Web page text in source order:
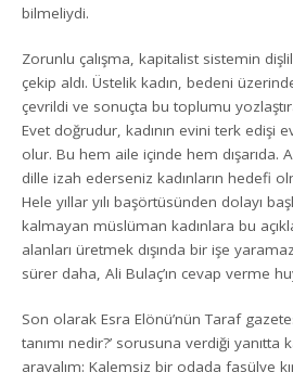
bilmeliydi.
Zorunlu çalışma, kapitalist sistemin
çekip aldı. Üstelik kadın, bedeni
çevrildi ve sonuçta bu toplumu
Evet doğrudur, kadının evini terk edişi
olur. Bu hem aile içinde hem dışarıda.
dille izah ederseniz kadınların hedefi
Hele yıllar yılı başörtüsünden dolayı
kalmayan müslüman kadınlara bu
alanları üretmek dışında bir işe
sürer daha, Ali Bulaç’ın cevap verme
Son olarak Esra Elönü’nün Taraf
tanımı nedir?’ sorusuna verdiği yanıtta
arayalım: Kalemsiz bir odada fasülye